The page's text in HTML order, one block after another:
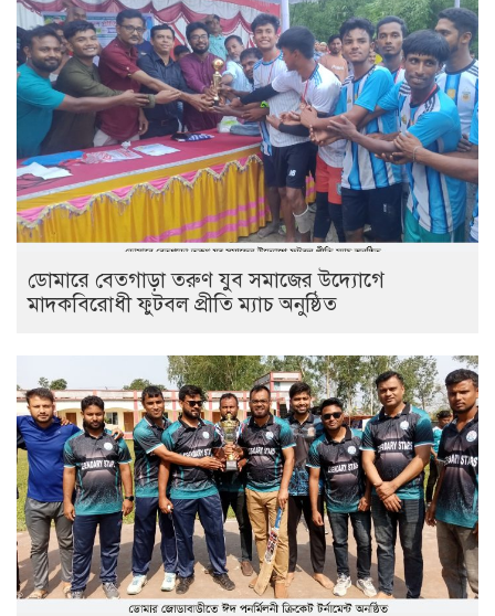
ডোমারে বেতগাড়া তরুণ যুব সমাজের উদ্যোগে
মাদকবিরোধী ফুটবল প্রীতি ম্যাচ অনুষ্ঠিত